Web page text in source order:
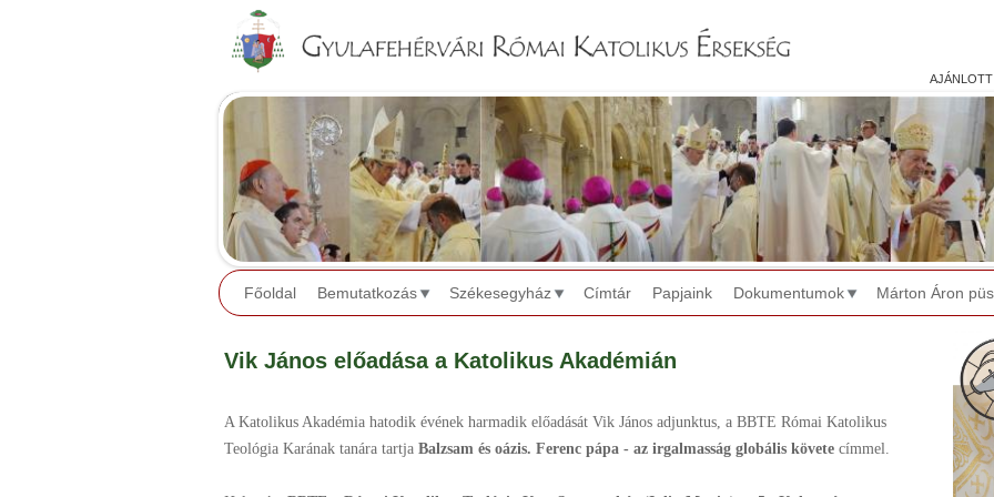
ajánlott
Főoldal Bemutatkozás Székesegyház Címtár Papjaink Dokumentumok Márton Áron
Vik János előadása a Katolikus Akadémián
A Katolikus Akadémia hatodik évének harmadik előadását Vik János adjunktus, a BBTE Római Katolikus
Teológia Karának tanára tartja Balzsam és oázis. Ferenc pápa - az irgalmasság globális követe címmel.